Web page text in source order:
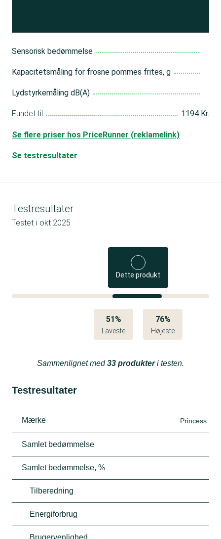
Sensorisk bedømmelse
Kapacitetsmåling for frosne pommes frites, g
Lydstyrkemåling dB(A)
Fundet til 1194 Kr.
Se flere priser hos PriceRunner (reklamelink)
Se testresultater
Testresultater
Testet i okt 2025
Dette produkt
51%
Laveste
76%
Højeste
Sammenlignet med33 produkteri testen.
Testresultater
Mærke Princess
Samlet bedømmelse
Samlet bedømmelse, %
Tilberedning
Energiforbrug
Brugervenlighed